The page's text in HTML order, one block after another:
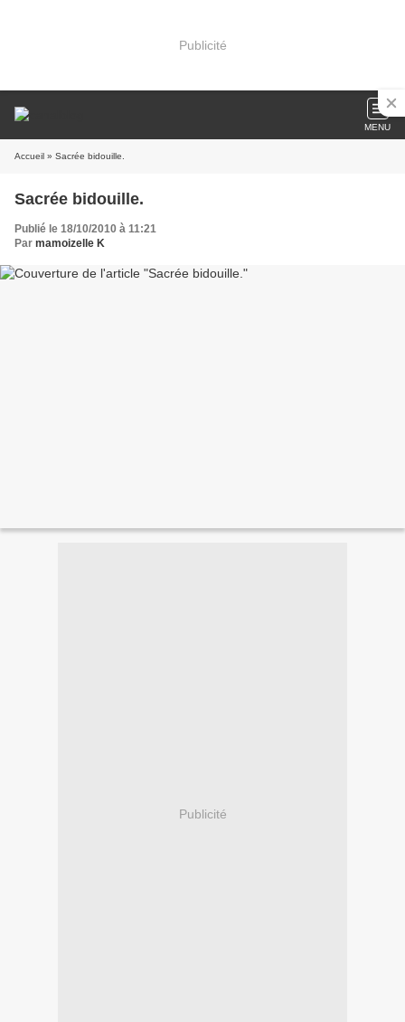
Publicité
MENU
Accueil » Sacrée bidouille.
Sacrée bidouille.
Publié le 18/10/2010 à 11:21
Par mamoizelle K
Publicité